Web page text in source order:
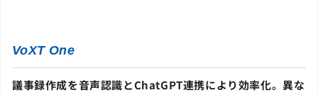
VoXT One
議事録作成を音声認識とChatGPT連携により効率化。異な